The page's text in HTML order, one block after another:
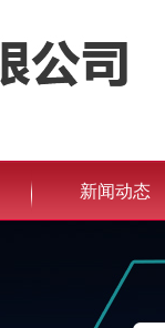
新闻动态